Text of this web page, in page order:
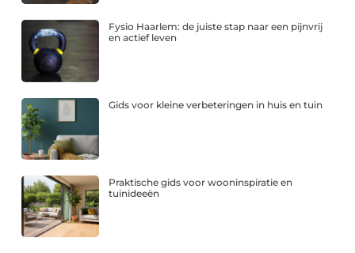
Fysio Haarlem: de juiste stap naar een pijnvrij
en actief leven
Gids voor kleine verbeteringen in huis en tuin
Praktische gids voor wooninspiratie en
tuinideeën